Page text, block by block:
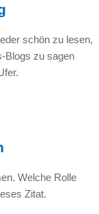
schön zu lesen,
Blogs zu sagen
Welche Rolle
Zitat.